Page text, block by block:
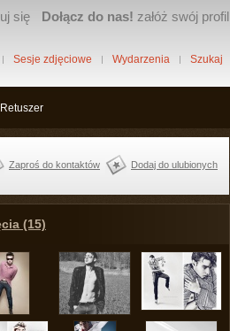
się Dołącz do nas! załóż swój profil
Sesje zdjęciowe Wydarzenia Szukaj
Retuszer
Zaproś do kontaktów Dodaj do ulubionych
(15)